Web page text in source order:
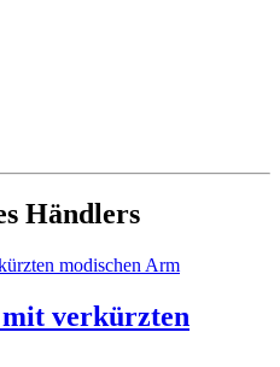
Händlers
verkürzten